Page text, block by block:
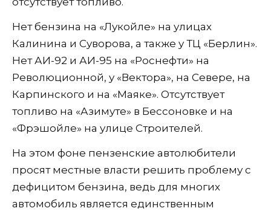
Нет бензина на «Лукойле» на улицах
Калинина и Суворова, а также у ТЦ «Берлин».
Нет АИ-92 и АИ-95 на «Роснефти» на
Революционной, у «Вектора», на Севере, на
Карпинского и на «Маяке». Отсутствует
топливо на «Азимуте» в Бессоновке и на
«Фрэшойле» на улице Строителей.
На этом фоне пензенские автолюбители
просят местные власти решить проблему с
дефицитом бензина, ведь для многих
автомобиль является единственным